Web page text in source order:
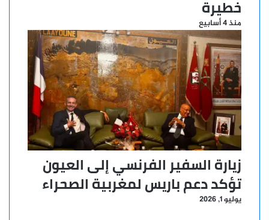
خطيرة
منذ 4 أسابيع
زيارة السفير الفرنسي إلى العيون
تؤكد دعم باريس لمغربية الصحراء
يوليو 1, 2026